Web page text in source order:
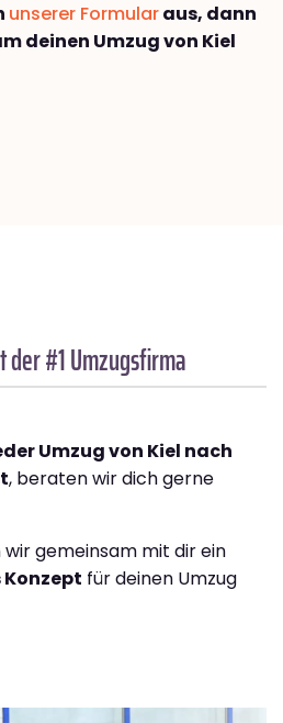
unserer Formularaus, dann
deinen Umzug von Kiel
der #1 Umzugsfirma
Umzug von Kiel nach
, beraten wir dich gerne
gemeinsam mit dir ein
für deinen Umzug